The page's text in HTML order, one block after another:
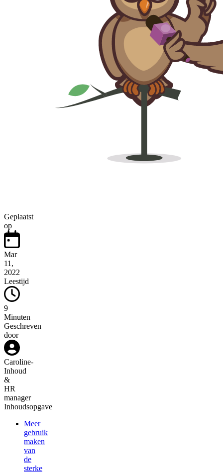
Geplaatst
op
Mar
11,
2022
Leestijd
9
Minuten
Geschreven
door
Caroline-
Inhoud
&
HR
manager
Inhoudsopgave
Meer
gebruik
maken
van
de
sterke